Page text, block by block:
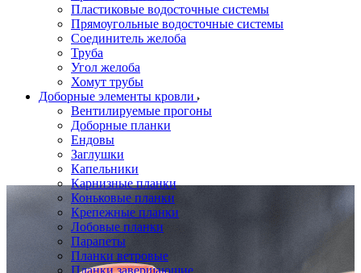
Пластиковые водосточные системы
Прямоугольные водосточные системы
Соединитель желоба
Труба
Угол желоба
Хомут трубы
Доборные элементы кровли
Вентилируемые прогоны
Доборные планки
Ендовы
Заглушки
Капельники
Карнизные планки
Коньковые планки
Крепежные планки
Лобовые планки
Парапеты
Планки ветровые
Планки завершающие